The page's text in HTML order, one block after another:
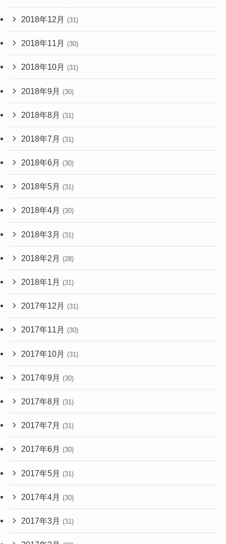
2018年12月 (31)
2018年11月 (30)
2018年10月 (31)
2018年9月 (30)
2018年8月 (31)
2018年7月 (31)
2018年6月 (30)
2018年5月 (31)
2018年4月 (30)
2018年3月 (31)
2018年2月 (28)
2018年1月 (31)
2017年12月 (31)
2017年11月 (30)
2017年10月 (31)
2017年9月 (30)
2017年8月 (31)
2017年7月 (31)
2017年6月 (30)
2017年5月 (31)
2017年4月 (30)
2017年3月 (31)